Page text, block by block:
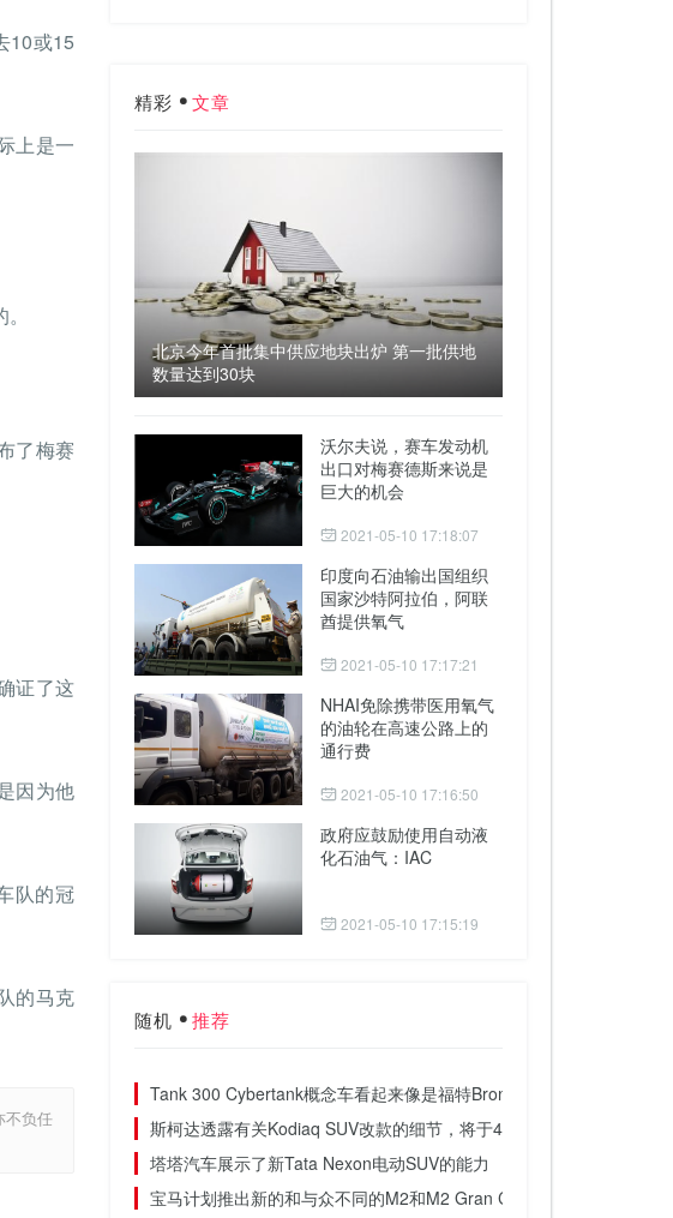
10或15
上是一
了梅赛
证了这
因为他
队的冠
的马克
不负任
精彩 文章
北京今年首批集中供应地块出炉 第一批供地
数量达到30块
沃尔夫说，赛车发动机
出口对梅赛德斯来说是
巨大的机会
2021-05-10 17:18:07
印度向石油输出国组织
国家沙特阿拉伯，阿联
酋提供氧气
2021-05-10 17:17:21
NHAI免除携带医用氧气
的油轮在高速公路上的
通行费
2021-05-10 17:16:50
政府应鼓励使用自动液
化石油气：IAC
2021-05-10 17:15:19
随机 推荐
Tank 300 Cyber​​tank概念车看起来像是福特Bronco和G-Class的融合
斯柯达透露有关Kodiaq SUV改款的细节，将于4月份首次亮相
塔塔汽车展示了新Tata Nexon电动SUV的能力
宝马计划推出新的和与众不同的M2和M2 Gran Coupe